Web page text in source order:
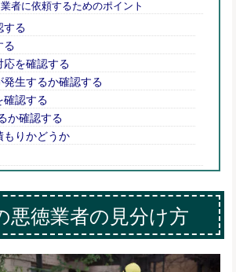
者に依頼するためのポイント
する
る
を確認する
発生するか確認する
確認する
か確認する
りかどうか
悪徳業者の見分け方